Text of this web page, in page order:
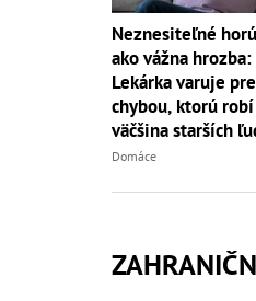
Neznesiteľné
ako vážna hrozba:
Lekárka varuje
chybou, ktorú robí
väčšina starších
Domáce